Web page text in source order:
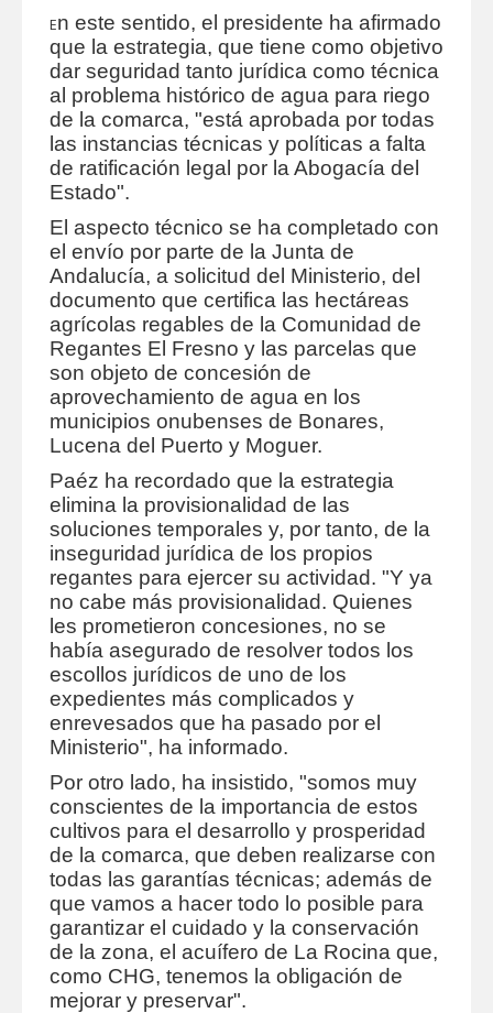
En este sentido, el presidente ha afirmado
que la estrategia, que tiene como objetivo
dar seguridad tanto jurídica como técnica
al problema histórico de agua para riego
de la comarca, "está aprobada por todas
las instancias técnicas y políticas a falta
de ratificación legal por la Abogacía del
Estado".
El aspecto técnico se ha completado con
el envío por parte de la Junta de
Andalucía, a solicitud del Ministerio, del
documento que certifica las hectáreas
agrícolas regables de la Comunidad de
Regantes El Fresno y las parcelas que
son objeto de concesión de
aprovechamiento de agua en los
municipios onubenses de Bonares,
Lucena del Puerto y Moguer.
Paéz ha recordado que la estrategia
elimina la provisionalidad de las
soluciones temporales y, por tanto, de la
inseguridad jurídica de los propios
regantes para ejercer su actividad. "Y ya
no cabe más provisionalidad. Quienes
les prometieron concesiones, no se
había asegurado de resolver todos los
escollos jurídicos de uno de los
expedientes más complicados y
enrevesados que ha pasado por el
Ministerio", ha informado.
Por otro lado, ha insistido, "somos muy
conscientes de la importancia de estos
cultivos para el desarrollo y prosperidad
de la comarca, que deben realizarse con
todas las garantías técnicas; además de
que vamos a hacer todo lo posible para
garantizar el cuidado y la conservación
de la zona, el acuífero de La Rocina que,
como CHG, tenemos la obligación de
mejorar y preservar".